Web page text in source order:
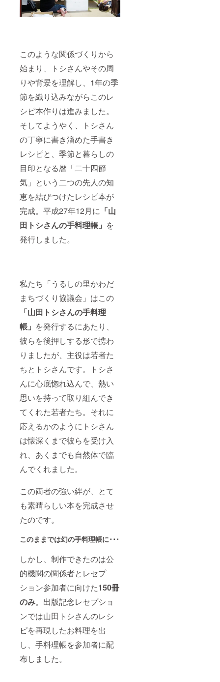
このような関係づくりから
始まり、トシさんやその周
りや背景を理解し、1年の季
節を織り込みながらこのレ
シピ本作りは進みました。
そしてようやく、トシさん
の丁寧に書き溜めた手書き
レシピと、季節と暮らしの
目印となる暦「二十四節
気」という二つの先人の知
恵を結びつけたレシピ本が
完成。平成27年12月に 「山
田トシさんの手料理帳」 を
発行しました。
私たち「うるしの里かわだ
まちづくり協議会」はこの
「山田トシさんの手料理
帳」 を発行するにあたり、
彼らを後押しする形で携わ
りましたが、主役は若者た
ちとトシさんです。トシさ
んに心底惚れ込んで、熱い
思いを持って取り組んでき
てくれた若者たち。それに
応えるかのようにトシさん
は懐深くまで彼らを受け入
れ、あくまでも自然体で臨
んでくれました。
この両者の強い絆が、とて
も素晴らしい本を完成させ
たのです。
このままでは幻の手料理帳に･･･
しかし、制作できたのは公
的機関の関係者とレセプ
ション参加者に向けた150冊
のみ。出版記念レセプショ
ンでは山田トシさんのレシ
ピを再現したお料理を出
し、手料理帳を参加者に配
布しました。